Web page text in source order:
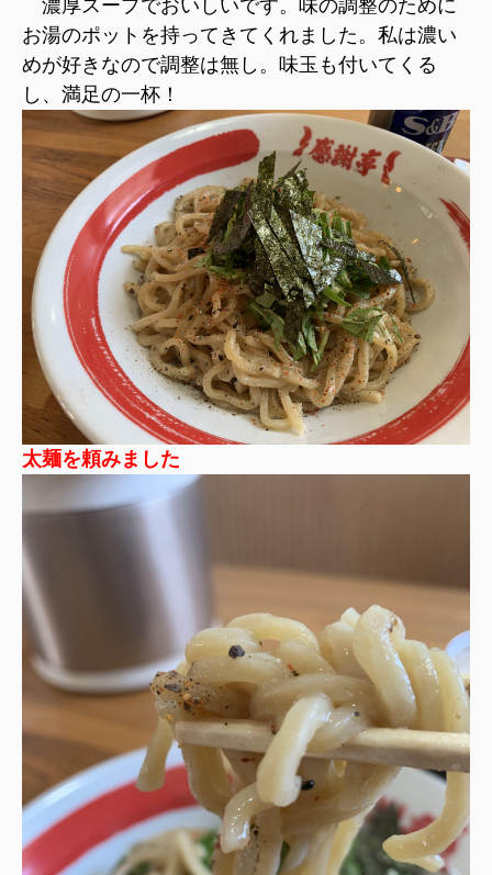
濃厚スープでおいしいです。味の調整のために
お湯のポットを持ってきてくれました。私は濃い
めが好きなので調整は無し。味玉も付いてくる
し、満足の一杯！
太麺を頼みました